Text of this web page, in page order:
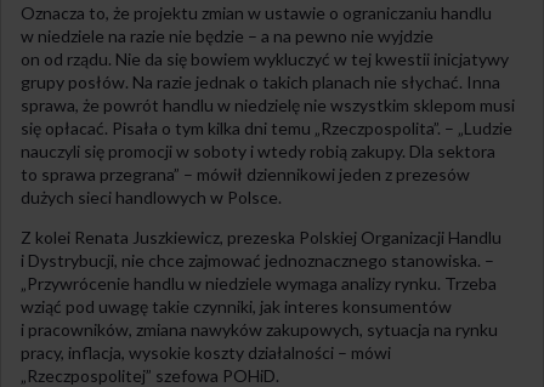
Oznacza to, że projektu zmian w ustawie o ograniczaniu handlu
w niedziele na razie nie będzie – a na pewno nie wyjdzie
on od rządu. Nie da się bowiem wykluczyć w tej kwestii inicjatywy
grupy posłów. Na razie jednak o takich planach nie słychać. Inna
sprawa, że powrót handlu w niedzielę nie wszystkim sklepom musi
się opłacać. Pisała o tym kilka dni temu „Rzeczpospolita”. – „Ludzie
nauczyli się promocji w soboty i wtedy robią zakupy. Dla sektora
to sprawa przegrana” – mówił dziennikowi jeden z prezesów
dużych sieci handlowych w Polsce.
Z kolei Renata Juszkiewicz, prezeska Polskiej Organizacji Handlu
i Dystrybucji, nie chce zajmować jednoznacznego stanowiska. –
„Przywrócenie handlu w niedziele wymaga analizy rynku. Trzeba
wziąć pod uwagę takie czynniki, jak interes konsumentów
i pracowników, zmiana nawyków zakupowych, sytuacja na rynku
pracy, inflacja, wysokie koszty działalności – mówi
„Rzeczpospolitej” szefowa POHiD.